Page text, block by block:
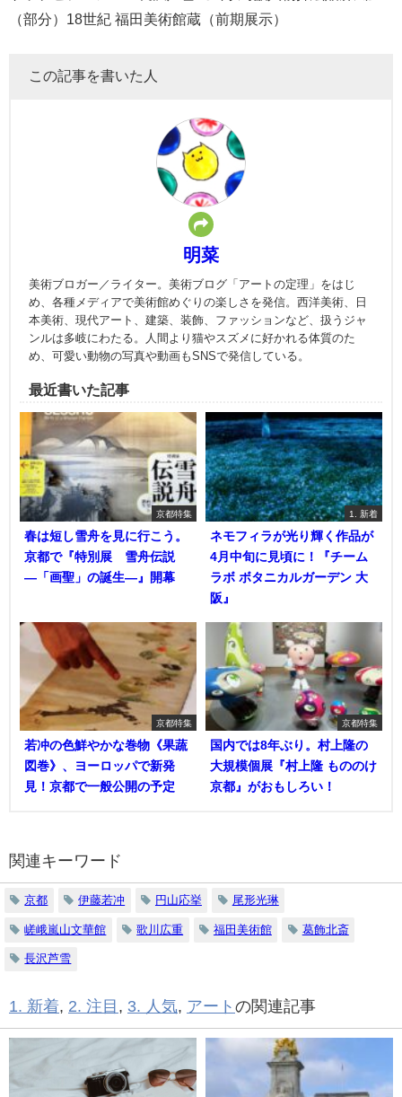
（部分）18世紀 福田美術館蔵（前期展示）
この記事を書いた人
明菜
美術ブロガー／ライター。美術ブログ「アートの定理」をはじ
め、各種メディアで美術館めぐりの楽しさを発信。西洋美術、日
本美術、現代アート、建築、装飾、ファッションなど、扱うジャ
ンルは多岐にわたる。人間より猫やスズメに好かれる体質のた
め、可愛い動物の写真や動画もSNSで発信している。
最近書いた記事
京都特集
春は短し雪舟を見に行こう。
京都で『特別展 雪舟伝説
―「画聖」の誕生―』開幕
1. 新着
ネモフィラが光り輝く作品が
4月中旬に見頃に！『チーム
ラボ ボタニカルガーデン 大
阪』
京都特集
若冲の色鮮やかな巻物《果蔬
図巻》、ヨーロッパで新発
見！京都で一般公開の予定
京都特集
国内では8年ぶり。村上隆の
大規模個展『村上隆 もののけ
京都』がおもしろい！
関連キーワード
京都 伊藤若冲 円山応挙 尾形光琳
嵯峨嵐山文華館 歌川広重 福田美術館 葛飾北斎
長沢芦雪
1. 新着, 2. 注目 , 3. 人気, アート の関連記事